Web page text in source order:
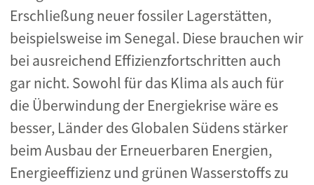
Erschließung neuer fossiler Lagerstätten,
beispielsweise im Senegal. Diese brauchen wir
bei ausreichend Effizienzfortschritten auch
gar nicht. Sowohl für das Klima als auch für
die Überwindung der Energiekrise wäre es
besser, Länder des Globalen Südens stärker
beim Ausbau der Erneuerbaren Energien,
Energieeffizienz und grünen Wasserstoffs zu